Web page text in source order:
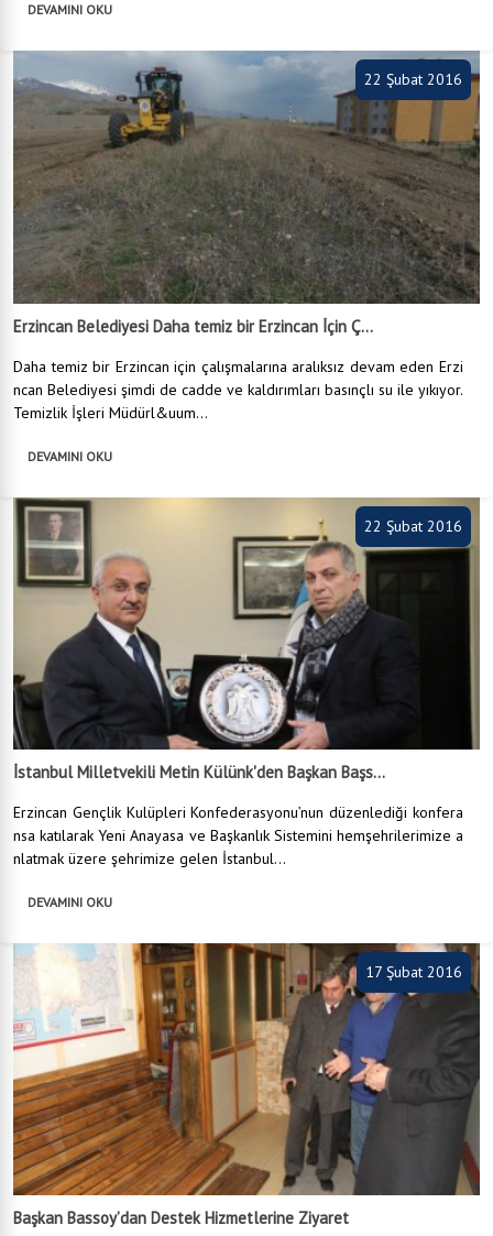
DEVAMINI OKU
22 Şubat 2016
Erzincan Belediyesi Daha temiz bir Erzincan İçin Ç...
Daha temiz bir Erzincan için çalışmalarına aralıksız devam eden Erzi
ncan Belediyesi şimdi de cadde ve kaldırımları basınçlı su ile yıkıyor.
Temizlik İşleri Müdürl&uum...
DEVAMINI OKU
22 Şubat 2016
İstanbul Milletvekili Metin Külünk'den Başkan Başs...
Erzincan Gençlik Kulüpleri Konfederasyonu’nun düzenlediği konfera
nsa katılarak Yeni Anayasa ve Başkanlık Sistemini hemşehrilerimize a
nlatmak üzere şehrimize gelen İstanbul...
DEVAMINI OKU
17 Şubat 2016
Başkan Bassoy’dan Destek Hizmetlerine Ziyaret